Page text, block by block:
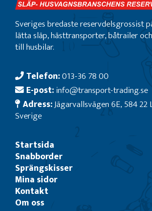
Sveriges bredaste reservdelsgrossist
lätta släp, hästtransporter, båtrailer
till husbilar.
Telefon:013-36 78 00
E-post:info@transport-trading.se
Adress:Jägarvallsvägen 6E, 584 22
Sverige
Startsida
Snabborder
Sprängskisser
Mina sidor
Kontakt
Om oss